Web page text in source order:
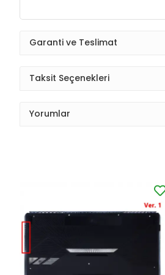
Garanti ve Teslimat
Taksit Seçenekleri
Yorumlar